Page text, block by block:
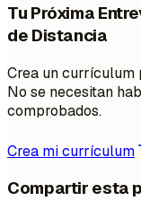
Tu Próxima
de Distancia
Crea un currículum
No se necesitan
comprobados.
Crea mi currículum
Compartir esta